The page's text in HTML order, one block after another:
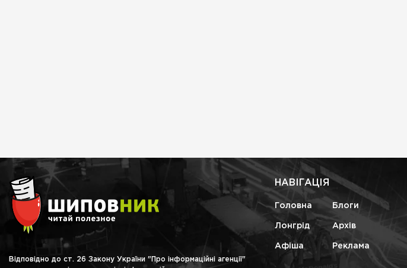
Відповідно до ст. 26 Закону України "Про інформаційні агенції"
НАВІГАЦІЯ
Головна Блоги
Лонгрід Архів
Афіша Реклама